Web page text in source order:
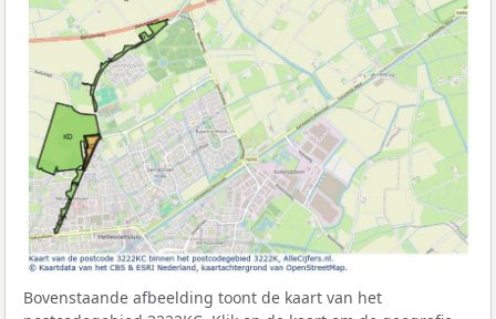
Bovenstaande afbeelding toont de kaart van het